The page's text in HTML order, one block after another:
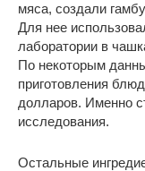
мяса, создали
Для нее
лаборатории в
По некоторым
приготовления
долларов. Именно
исследования.
Остальные